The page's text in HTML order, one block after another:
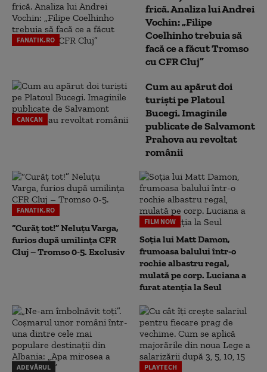
FANATIK.RO
frică. Analiza lui Andrei
Vochin: „Filipe
Coelhinho trebuia să
facă ce a făcut Tromso
cu CFR Cluj”
CANCAN
Cum au apărut doi
turiști pe Platoul
Bucegi. Imaginile
publicate de Salvamont
Prahova au revoltat
românii
FANATIK.RO
“Curăț tot!” Neluțu Varga,
furios după umilința CFR
Cluj – Tromso 0-5. Exclusiv
FILM NOW
Soția lui Matt Damon,
frumoasa balului într-o
rochie albastru regal,
mulată pe corp. Luciana a
furat atenția la Seul
ADEVĂRUL PLAYTECH